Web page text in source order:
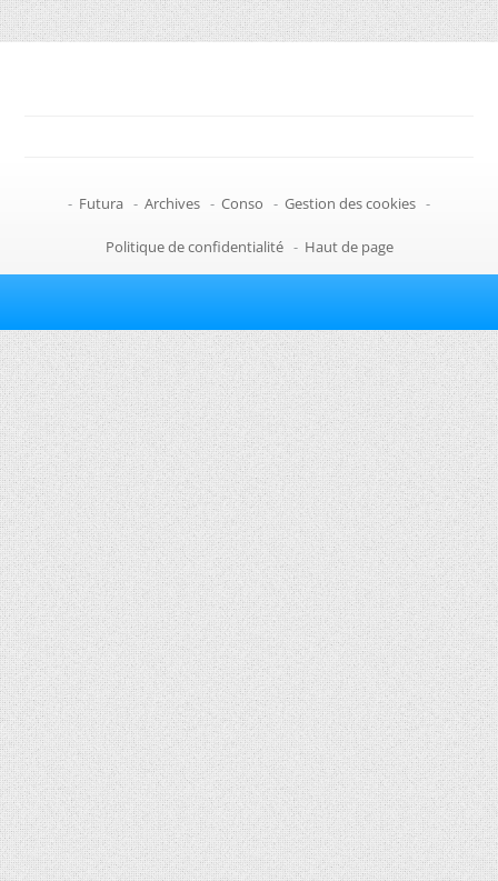
- Futura - Archives - Conso - Gestion des cookies -
Politique de confidentialité - Haut de page